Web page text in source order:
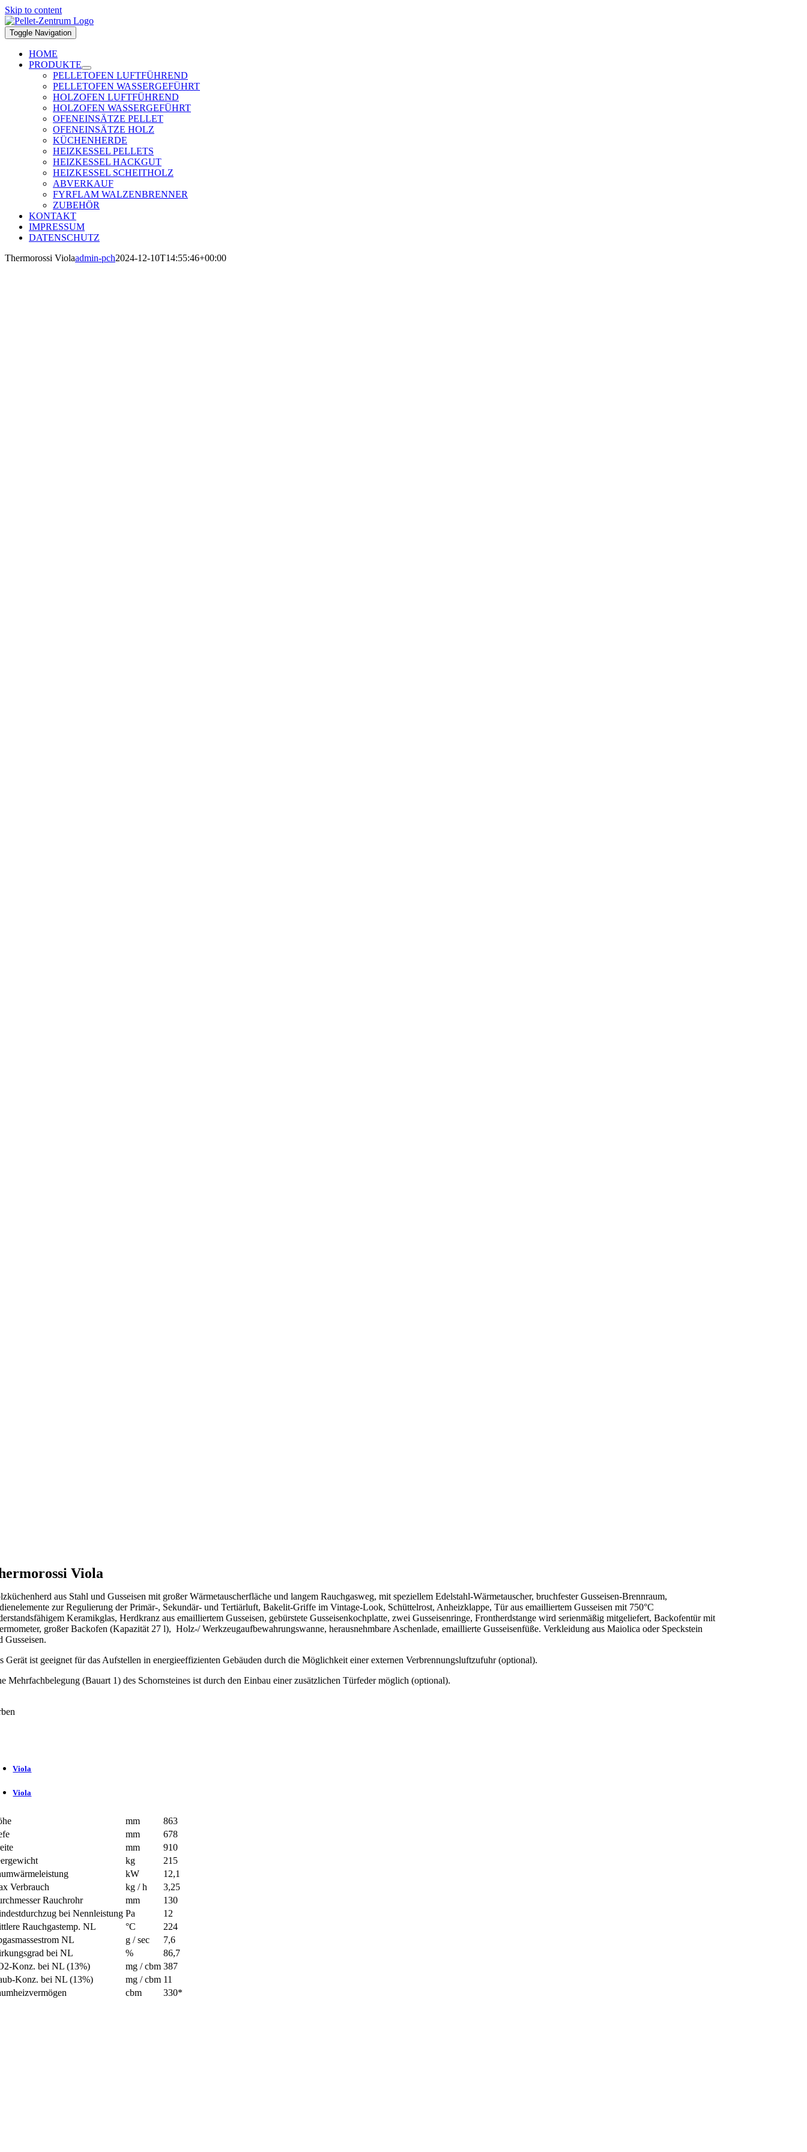
Skip to content
Toggle Navigation
HOME
PRODUKTE
PELLETOFEN LUFTFÜHREND
PELLETOFEN WASSERGEFÜHRT
HOLZOFEN LUFTFÜHREND
HOLZOFEN WASSERGEFÜHRT
OFENEINSÄTZE PELLET
OFENEINSÄTZE HOLZ
KÜCHENHERDE
HEIZKESSEL PELLETS
HEIZKESSEL HACKGUT
HEIZKESSEL SCHEITHOLZ
ABVERKAUF
FYRFLAM WALZENBRENNER
ZUBEHÖR
KONTAKT
IMPRESSUM
DATENSCHUTZ
Thermorossi Violaadmin-pch2024-12-10T14:55:46+00:00
Viola
aus Stahl und Gusseisen mit großer Wärmetauscherfläche und langem Rauchgasweg, mit speziellem Edelstahl-Wärmetauscher, bruchfester Gusseisen-Brennraum,
zur Regulierung der Primär-, Sekundär- und Tertiärluft, Bakelit-Griffe im Vintage-Look, Schüttelrost, Anheizklappe, Tür aus emailliertem Gusseisen mit 750°C
Keramikglas, Herdkranz aus emailliertem Gusseisen, gebürstete Gusseisenkochplatte, zwei Gusseisenringe, Frontherdstange wird serienmäßig mitgeliefert, Backofentür mit
großer Backofen (Kapazität 27 l), Holz-/ Werkzeugaufbewahrungswanne, herausnehmbare Aschenlade, emaillierte Gusseisenfüße. Verkleidung aus Maiolica oder Speckstein
Gusseisen.
Gerät ist geeignet für das Aufstellen in energieeffizienten Gebäuden durch die Möglichkeit einer externen Verbrennungsluftzufuhr (optional).
Mehrfachbelegung (Bauart 1) des Schornsteines ist durch den Einbau einer zusätzlichen Türfeder möglich (optional).
Viola
Viola
mm
863
mm
678
mm
910
kg
215
kW
12,1
Verbrauch
kg / h
3,25
Rauchrohr
mm
130
bei Nennleistung Pa
12
Rauchgastemp. NL
°C
224
NL
g / sec
7,6
bei NL
%
86,7
Konz. bei NL (13%)
mg / cbm 387
Konz. bei NL (13%)
mg / cbm 11
cbm 330*